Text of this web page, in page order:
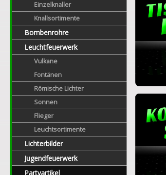
Einzelknaller
Knallsortimente
Bombenrohre
Leuchtfeuerwerk
Vulkane
Fontänen
Römische Lichter
Sonnen
Flieger
Leuchtsortimente
Lichterbilder
Jugendfeuerwerk
Partyartikel